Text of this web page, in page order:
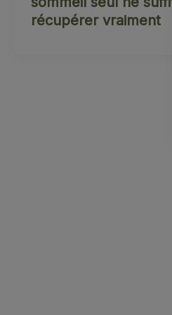
récupérer vraiment